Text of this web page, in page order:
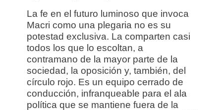
La fe en el futuro luminoso que invoca
Macri como una plegaria no es su
potestad exclusiva. La comparten casi
todos los que lo escoltan, a
contramano de la mayor parte de la
sociedad, la oposición y, también, del
círculo rojo. Es un equipo cerrado de
conducción, infranqueable para el ala
política que se mantiene fuera de la